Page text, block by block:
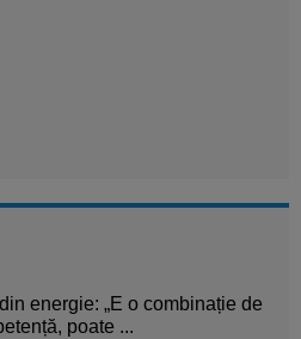
energie: „E o combinație de
poate ...